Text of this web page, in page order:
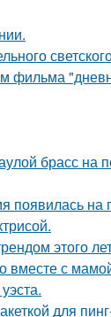
фильма
брасс на
появилась на
этого
вместе с
для